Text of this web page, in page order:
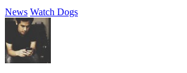
News Watch Dogs